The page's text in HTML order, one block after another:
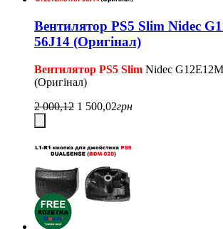
Вентилятор PS5 Slim Nidec
56J14 (Оригінал)
Вентилятор PS5 Slim Nidec
(Оригінал)
2 000,12 1 500,02грн